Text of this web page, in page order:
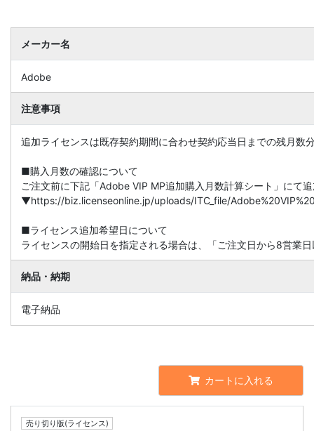
メーカー名
Adobe
注意事項
追加ライセンスは既存契約期間に合わせ契約応当日までの残月数
■購入月数の確認について
ご注文前に下記「Adobe VIP MP追加購入月数計算シート」にて
▼https://biz.licenseonline.jp/uploads/ITC_file/
■ライセンス追加希望日について
ライセンスの開始日を指定される場合は、「ご注文日から8営業
納品・納期
電子納品
カートに入れる
売り切り版(ライセンス)